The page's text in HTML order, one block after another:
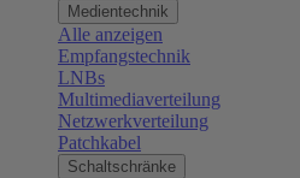
Medientechnik
Alle anzeigen
Empfangstechnik
LNBs
Multimediaverteilung
Netzwerkverteilung
Patchkabel
Schaltschränke